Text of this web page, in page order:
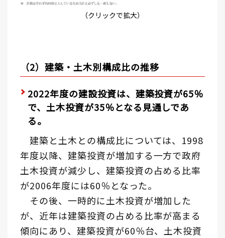
（クリックで拡大）
（2）建築・土木別構成比の推移
2022年度の建設投資は、建築投資が65％
で、土木投資が35％となる見通しであ
る。
建築と土木との構成比については、1998
年度以降、建築投資が増加する一方で政府
土木投資が減少し、建築投資の占める比率
が2006年度には60％となった。
その後、一時的に土木投資が増加した
が、近年は建築投資の占める比率が高まる
傾向にあり、建築投資が60％台、土木投資